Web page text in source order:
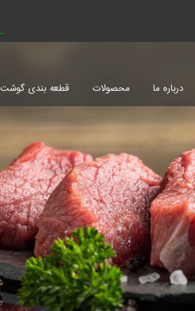
درباره ما محصولات قطعه بندی گوشت